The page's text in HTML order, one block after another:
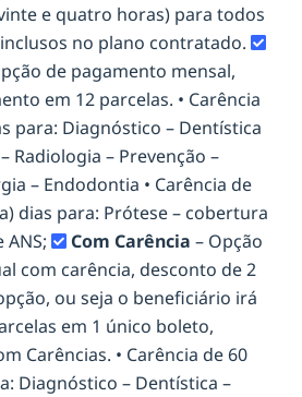
e quatro horas) para todos
no plano contratado.
de pagamento mensal,
em 12 parcelas. • Carência
para: Diagnóstico – Dentística
Radiologia – Prevenção –
– Endodontia • Carência de
dias para: Prótese – cobertura
Com Carência – Opção
com carência, desconto de 2
ou seja o beneficiário irá
em 1 único boleto,
Carências. • Carência de 60
Diagnóstico – Dentística –